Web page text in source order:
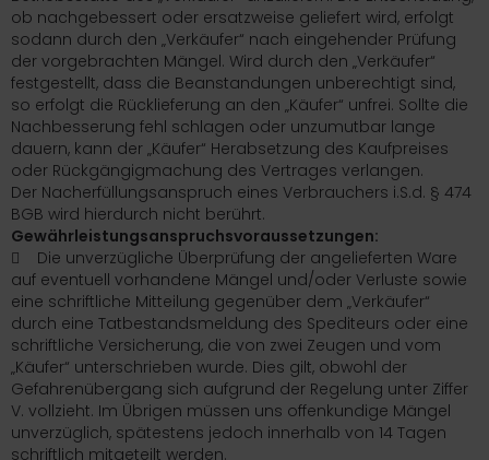
ob nachgebessert oder ersatzweise geliefert wird, erfolgt
sodann durch den „Verkäufer“ nach eingehender Prüfung
der vorgebrachten Mängel. Wird durch den „Verkäufer“
festgestellt, dass die Beanstandungen unberechtigt sind,
so erfolgt die Rücklieferung an den „Käufer“ unfrei. Sollte die
Nachbesserung fehl schlagen oder unzumutbar lange
dauern, kann der „Käufer“ Herabsetzung des Kaufpreises
oder Rückgängigmachung des Vertrages verlangen.
Der Nacherfüllungsanspruch eines Verbrauchers i.S.d. § 474
BGB wird hierdurch nicht berührt.
Gewährleistungsanspruchsvoraussetzungen:
 Die unverzügliche Überprüfung der angelieferten Ware
auf eventuell vorhandene Mängel und/oder Verluste sowie
eine schriftliche Mitteilung gegenüber dem „Verkäufer“
durch eine Tatbestandsmeldung des Spediteurs oder eine
schriftliche Versicherung, die von zwei Zeugen und vom
„Käufer“ unterschrieben wurde. Dies gilt, obwohl der
Gefahrenübergang sich aufgrund der Regelung unter Ziffer
V. vollzieht. Im Übrigen müssen uns offenkundige Mängel
unverzüglich, spätestens jedoch innerhalb von 14 Tagen
schriftlich mitgeteilt werden.